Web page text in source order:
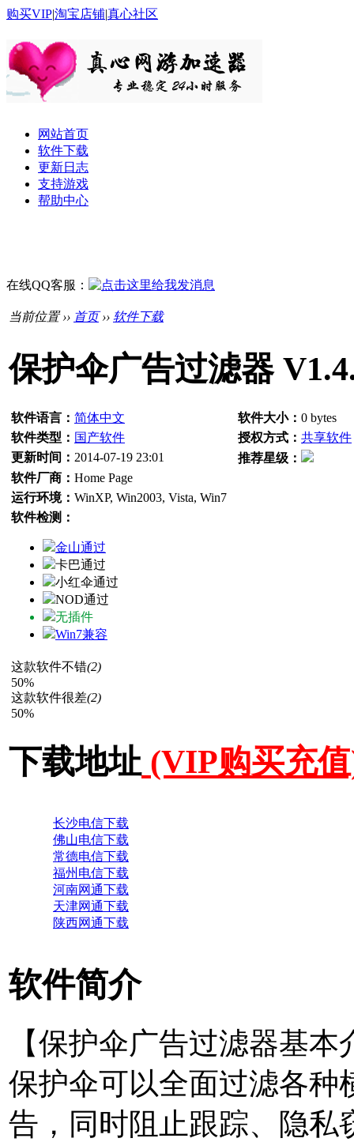
购买VIP|淘宝店铺|真心社区
网站首页
软件下载
更新日志
支持游戏
帮助中心
在线QQ客服：
当前位置 ›› 首页›› 软件下载
保护伞广告过滤器
软件语言： 简体中文 软件大小： 0 bytes
软件类型： 国产软件 授权方式： 共享软件
更新时间： 2014-07-19 23:01
推荐星级：
软件厂商： Home Page
运行环境： WinXP, Win2003, Vista, Win7
软件检测：
金山通过
卡巴通过
小红伞通过
NOD通过
无插件
Win7兼容
这款软件不错(2)
50%
这款软件很差(2)
50%
下载地址 (VIP购买充
长沙电信下载
佛山电信下载
常德电信下载
福州电信下载
河南网通下载
天津网通下载
陕西网通下载
软件简介
【保护伞广告过滤器基本
保护伞可以全面过滤各种
告，同时阻止跟踪、隐私